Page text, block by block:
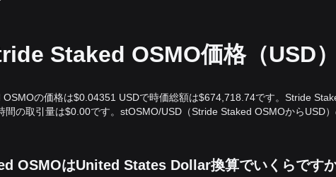
Staked OSMO価格（USD）
の価格は$0.04351 USDで時価総額は$674,718.74です。Stride
間の取引量は$0.00です。stOSMO/USD（Stride Staked OSMOからUSD
OSMOはUnited States Dollar換算でいくらです